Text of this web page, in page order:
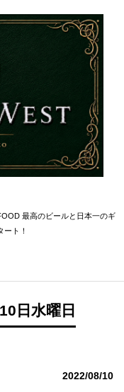
最高のビールと日本一のギ
ト！
日水曜日
2022/08/10